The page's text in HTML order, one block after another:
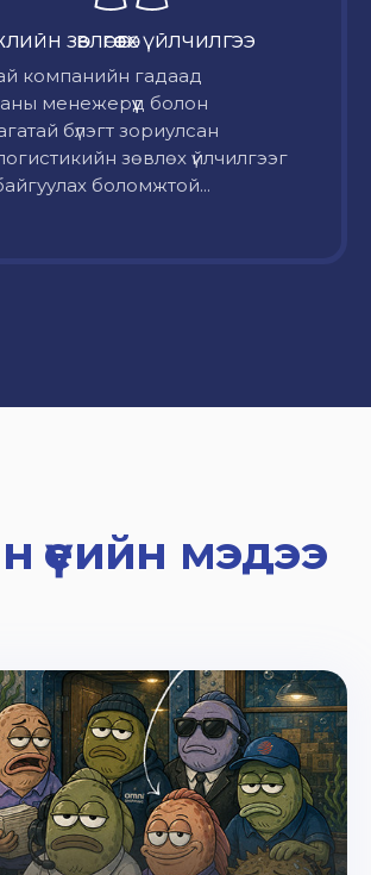
зөвлөгөө өгөх үйлчилгээ
компанийн гадаад
менежерүүд болон
бүлэгт зориулсан
зөвлөх үйлчилгээг
боломжтой...
үеийн мэдээ